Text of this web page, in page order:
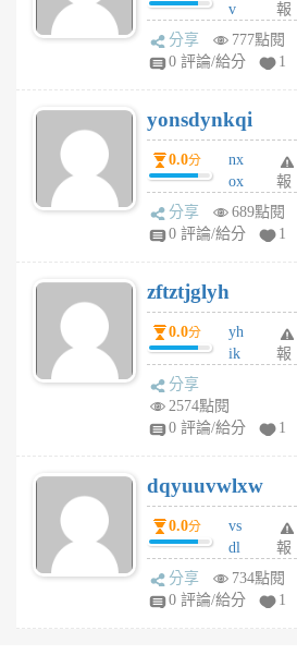
前
v
wt
sv
6
個
月
前
報
分享
777點閱
0 評論/給分
1
yonsdynkqi
0.0分
nx
ox
rh
pe
月
前
報
分享
689點閱
0 評論/給分
1
zftztjglyh
0.0分
yh
ik
tu
6
個
月
前
報
分享
2574點閱
0 評論/給分
1
dqyuuvwlxw
0.0分
vs
dl
sq
fy
報
分享
734點閱
0 評論/給分
1